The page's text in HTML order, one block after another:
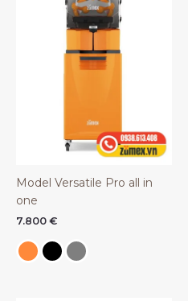
Model Versatile Pro all in
one
7.800 €